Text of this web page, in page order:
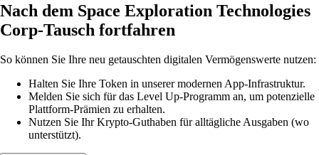
Nach dem Space Exploration Technologies
Corp-Tausch fortfahren
So können Sie Ihre neu getauschten digitalen Vermögenswerte nutzen:
Halten Sie Ihre Token in unserer modernen App-Infrastruktur.
Melden Sie sich für das Level Up-Programm an, um potenzielle
Plattform-Prämien zu erhalten.
Nutzen Sie Ihr Krypto-Guthaben für alltägliche Ausgaben (wo
unterstützt).